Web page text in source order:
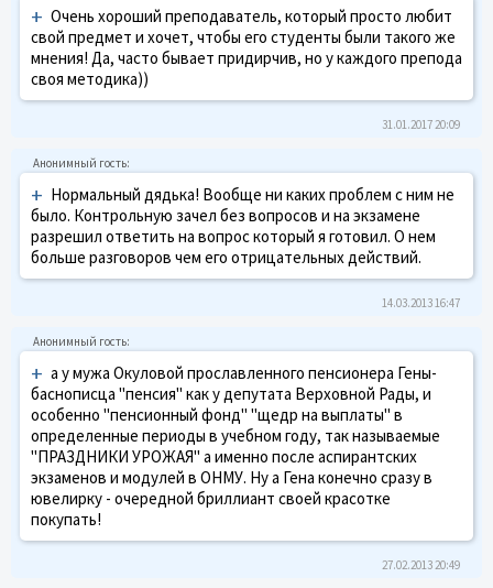
+ Очень хороший преподаватель, который просто любит
свой предмет и хочет, чтобы его студенты были такого же
мнения! Да, часто бывает придирчив, но у каждого препода
своя методика))
31.01.2017 20:09
+ Нормальный дядька! Вообще ни каких проблем с ним не
было. Контрольную зачел без вопросов и на экзамене
разрешил ответить на вопрос который я готовил. О нем
больше разговоров чем его отрицательных действий.
14.03.2013 16:47
+ а у мужа Окуловой прославленного пенсионера Гены-
баснописца "пенсия" как у депутата Верховной Рады, и
особенно "пенсионный фонд" "щедр на выплаты" в
определенные периоды в учебном году, так называемые
"ПРАЗДНИКИ УРОЖАЯ" а именно после аспирантских
экзаменов и модулей в ОНМУ. Ну а Гена конечно сразу в
ювелирку - очередной бриллиант своей красотке
покупать!
27.02.2013 20:49